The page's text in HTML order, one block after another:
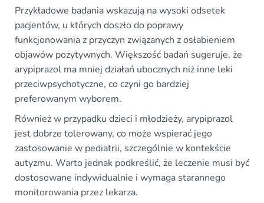
Przykładowe badania wskazują na wysoki odsetek
pacjentów, u których doszło do poprawy
funkcjonowania z przyczyn związanych z osłabieniem
objawów pozytywnych. Większość badań sugeruje, że
arypiprazol ma mniej działań ubocznych niż inne leki
przeciwpsychotyczne, co czyni go bardziej
preferowanym wyborem.
Również w przypadku dzieci i młodzieży, arypiprazol
jest dobrze tolerowany, co może wspierać jego
zastosowanie w pediatrii, szczególnie w kontekście
autyzmu. Warto jednak podkreślić, że leczenie musi być
dostosowane indywidualnie i wymaga starannego
monitorowania przez lekarza.